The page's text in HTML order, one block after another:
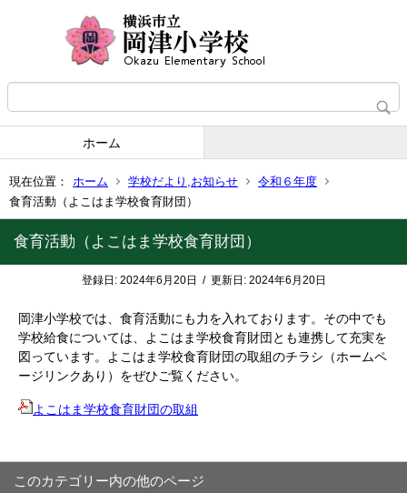
ホーム
現在位置： ホーム 学校だより,お知らせ
令和６年度
食育活動（よこはま学校食育財団）
食育活動（よこはま学校食育財団）
登録日: 2024年6月20日 / 更新日: 2024年6月20日
岡津小学校では、食育活動にも力を入れております。その中でも
学校給食については、よこはま学校食育財団とも連携して充実を
図っています。よこはま学校食育財団の取組のチラシ（ホームペ
ージリンクあり）をぜひご覧ください。
よこはま学校食育財団の取組
このカテゴリー内の他のページ